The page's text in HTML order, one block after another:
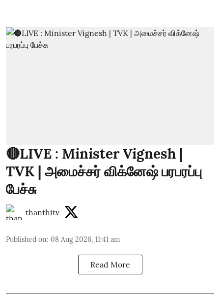
🔴LIVE : Minister Vignesh |
TVK | அமைச்சர் விக்னேஷ் பரபரப்பு
பேச்சு
thanthitv
Published on: 08 Aug 2026, 11:41 am
Read More